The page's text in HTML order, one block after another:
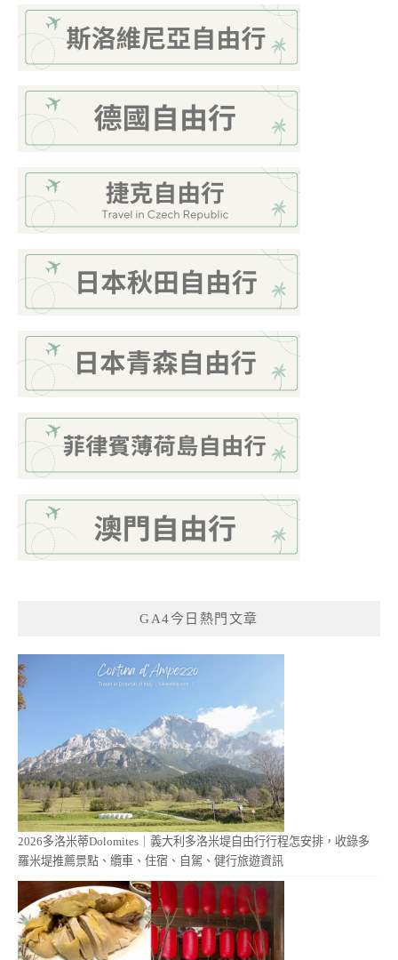
GA4今日熱門文章
2026多洛米蒂Dolomites｜義大利多洛米堤自由行行程怎安排，收錄多
羅米堤推薦景點、纜車、住宿、自駕、健行旅遊資訊